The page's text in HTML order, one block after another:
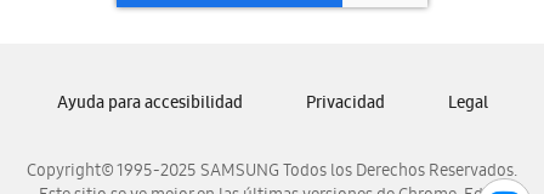
Samsung Panamá
Samsung Venezuela
Copyright© 1995-2025 SAMSUNG Todos los Derechos Reservados.
Ayuda para accesibilidad Privacidad Legal